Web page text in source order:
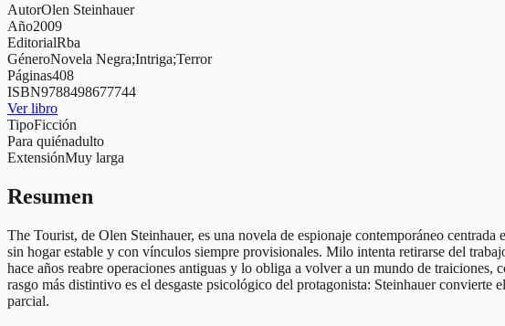
AutorOlen Steinhauer
Año2009
EditorialRba
GéneroNovela Negra;Intriga;Terror
Páginas408
ISBN9788498677744
Ver libro
TipoFicción
Para quiénadulto
ExtensiónMuy larga
Resumen
The Tourist, de Olen Steinhauer, es una novela de espionaje contemporáneo
sin hogar estable y con vínculos siempre provisionales. Milo intenta retirarse del
hace años reabre operaciones antiguas y lo obliga a volver a un mundo de traiciones,
rasgo más distintivo es el desgaste psicológico del protagonista: Steinhauer convierte
parcial.